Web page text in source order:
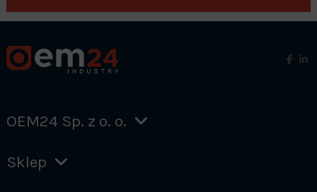
OEM24 Sp. z o. o.
Sklep